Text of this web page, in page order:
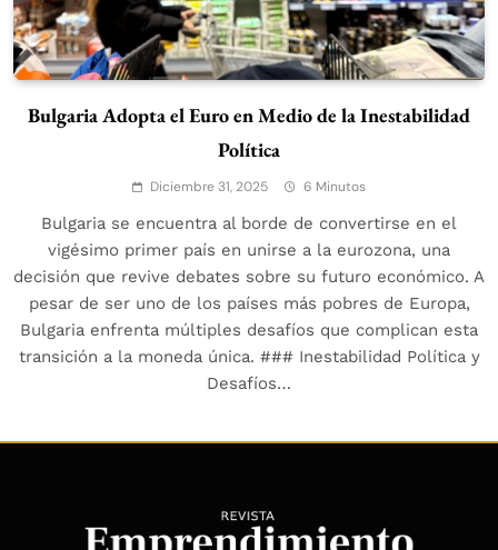
Bulgaria Adopta el Euro en Medio de la Inestabilidad
Política
Diciembre 31, 2025 6 Minutos
Bulgaria se encuentra al borde de convertirse en el
vigésimo primer país en unirse a la eurozona, una
decisión que revive debates sobre su futuro económico. A
pesar de ser uno de los países más pobres de Europa,
Bulgaria enfrenta múltiples desafíos que complican esta
transición a la moneda única. ### Inestabilidad Política y
Desafíos…